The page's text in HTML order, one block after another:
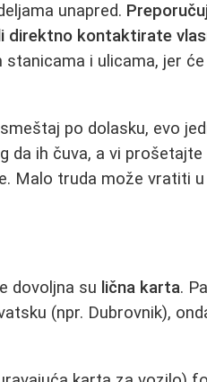
unapred.
direktno kontaktirate
i ulicama, jer
po dolasku, evo
da ih čuva, a vi
Malo truda može vratiti
dovoljna su lična karta.
(npr. Dubrovnik),